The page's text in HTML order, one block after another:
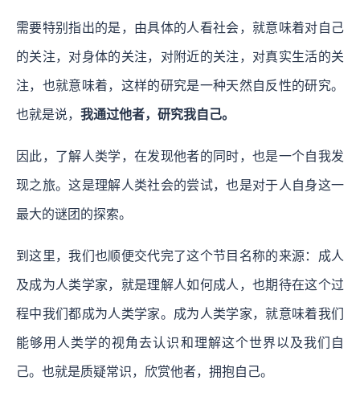
需要特别指出的是，由具体的人看社会，就意味着对自己
的关注，对身体的关注，对附近的关注，对真实生活的关
注，也就意味着，这样的研究是一种天然自反性的研究。
也就是说， 我通过他者，研究我自己。
因此，了解人类学，在发现他者的同时，也是一个自我发
现之旅。这是理解人类社会的尝试，也是对于人自身这一
最大的谜团的探索。
到这里，我们也顺便交代完了这个节目名称的来源：成人
及成为人类学家，就是理解人如何成人，也期待在这个过
程中我们都成为人类学家。 成为人类学家，就意味着我们
能够用人类学的视角去认识和理解这个世界以及我们自
己。也就是质疑常识，欣赏他者，拥抱自己。